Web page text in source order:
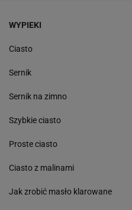
WYPIEKI
Ciasto
Sernik
Sernik na zimno
Szybkie ciasto
Proste ciasto
Ciasto z malinami
Jak zrobić masło klarowane